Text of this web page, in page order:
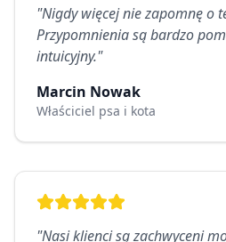
"Nigdy więcej nie zapomnę o
Przypomnienia są bardzo
intuicyjny."
Marcin Nowak
Właściciel psa i kota
"Nasi klienci są zachwyceni